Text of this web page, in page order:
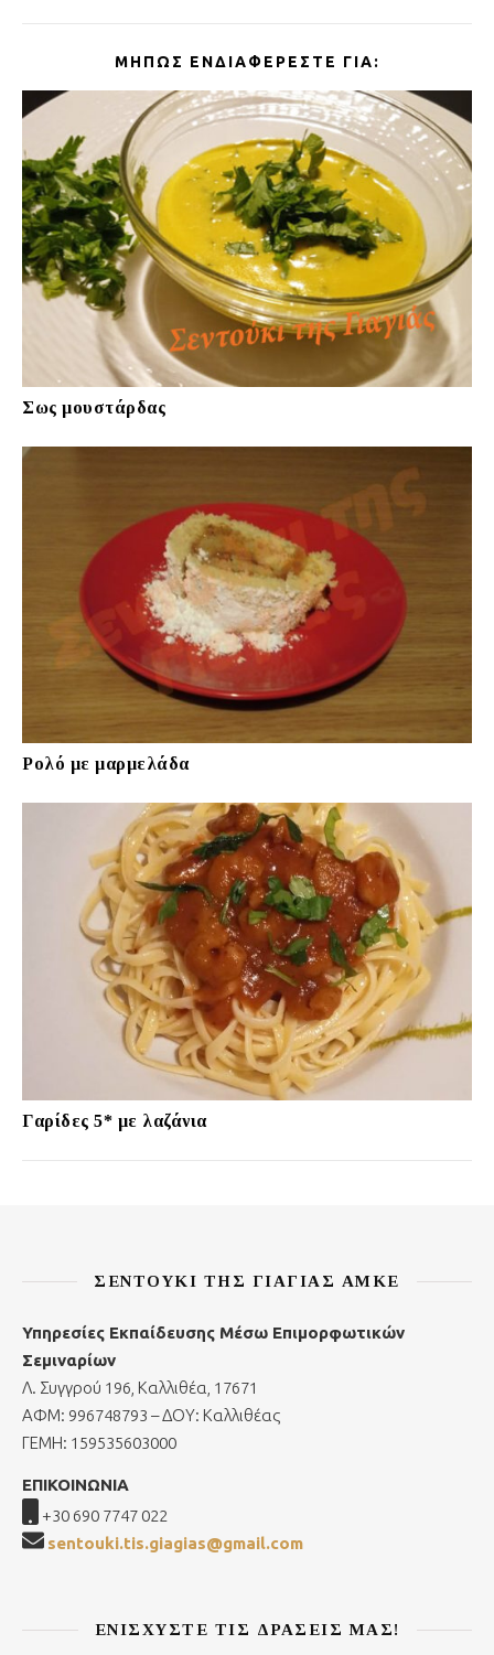
ΜΉΠΩΣ ΕΝΔΙΑΦΈΡΕΣΤΕ ΓΙΑ:
Σως μουστάρδας
Ρολό με μαρμελάδα
Γαρίδες 5* με λαζάνια
ΣΕΝΤΟΎΚΙ ΤΗΣ ΓΙΑΓΙΆΣ ΑΜΚΕ
Υπηρεσίες Εκπαίδευσης Μέσω Επιμορφωτικών
Σεμιναρίων
Λ. Συγγρού 196, Καλλιθέα, 17671
ΑΦΜ: 996748793 – ΔΟΥ: Καλλιθέας
ΓΕΜΗ: 159535603000
ΕΠΙΚΟΙΝΩΝΙΑ
+30 690 7747 022
sentouki.tis.giagias@gmail.com
ΕΝΙΣΧΎΣΤΕ ΤΙΣ ΔΡΆΣΕΙΣ ΜΑΣ!